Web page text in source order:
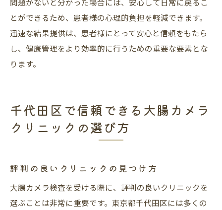
とができるため、患者様の心理的負担を軽減できます。
迅速な結果提供は、患者様にとって安心と信頼をもたら
し、健康管理をより効率的に行うための重要な要素とな
ります。
千代田区で信頼できる大腸カメラ
クリニックの選び方
評判の良いクリニックの見つけ方
大腸カメラ検査を受ける際に、評判の良いクリニックを
選ぶことは非常に重要です。東京都千代田区には多くの